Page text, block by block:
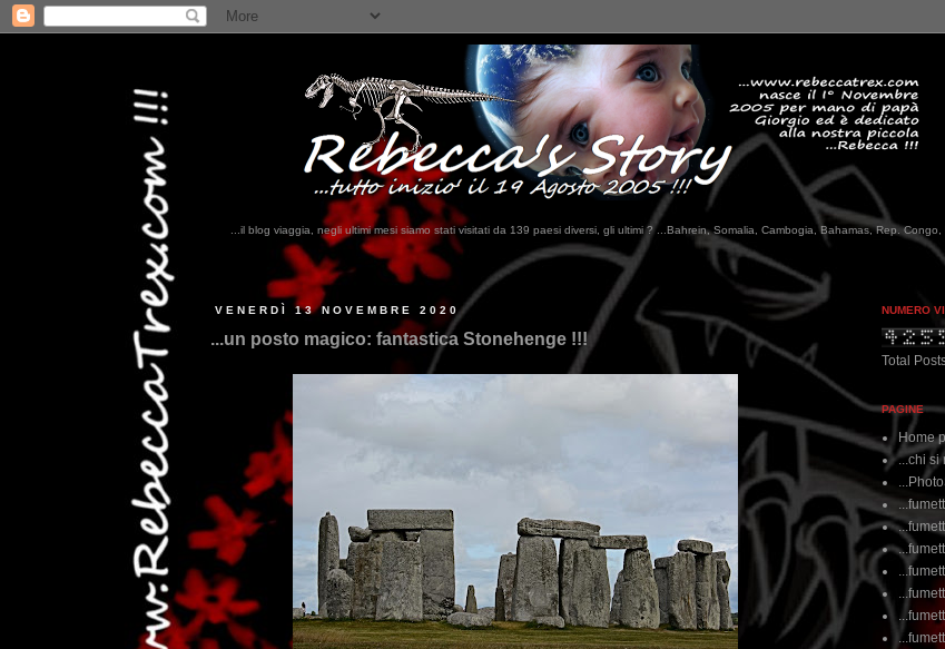
...il blog viaggia, negli ultimi mesi siamo stati visitati da 139 paesi diversi, gli ultimi ? ...Bahrein, Somalia, Cambogia, Bahamas, Rep.
VENERDÌ 13 NOVEMBRE 2020
...un posto magico: fantastica Stonehenge !!!
NUMERO
Total
PAGINE
Home
...chi si